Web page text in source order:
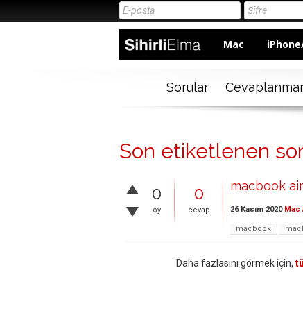
Mac
Sorular
Son etiketlenen
0
oy
0
cevap
macbook
26 Kasım 2020 Mac
macbook
Daha fazlasını görmek için,